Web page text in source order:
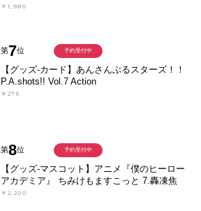
￥1,980
第7位
【グッズ-カード】あんさんぶるスターズ！！
P.A.shots!! Vol.7 Action
￥275
予約受付中
第8位
【グッズ-マスコット】アニメ『僕のヒーロー
アカデミア』 ちみけもますこっと 7.轟凍焦
￥2,200
予約受付中